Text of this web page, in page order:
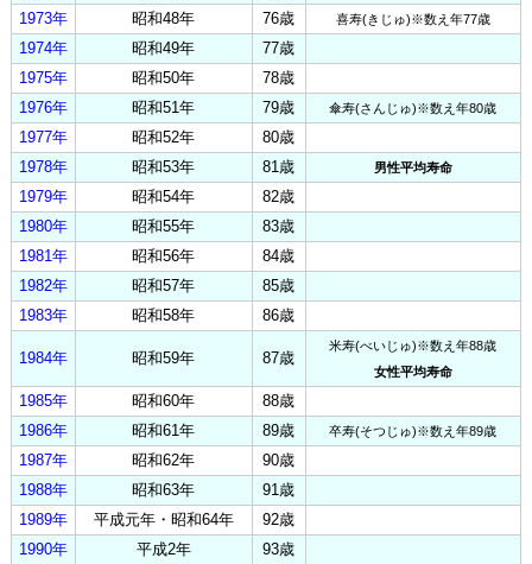
1973年
昭和48年 76歳 喜寿(きじゅ)※数え年77歳
1974年 昭和49年
77歳
1975年
昭和50年
78歳
1976年
昭和51年 79歳 傘寿(さんじゅ)※数え年80歳
1977年 昭和52年
80歳
1978年
昭和53年 81歳 男性平均寿命
1979年 昭和54年
82歳
1980年
昭和55年
83歳
1981年
昭和56年
84歳
1982年
昭和57年
85歳
1983年
昭和58年 86歳
1984年 昭和59年 87歳
米寿(べいじゅ)※数え年88歳
女性平均寿命
1985年 昭和60年
88歳
1986年
昭和61年 89歳 卒寿(そつじゅ)※数え年89歳
1987年 昭和62年
90歳
1988年
昭和63年
91歳
1989年
平成元年・昭和64年
92歳
1990年
平成2年
93歳